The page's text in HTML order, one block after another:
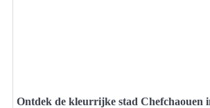
Ontdek de kleurrijke stad Chefchaouen